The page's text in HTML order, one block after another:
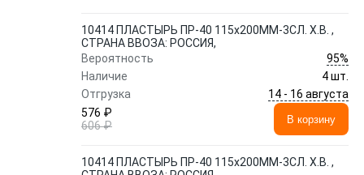
10414 ПЛАСТЫРЬ ПР-40 115x200ММ-3СЛ. Х.В. ,
СТРАНА ВВОЗА: РОССИЯ,
Вероятность
95%
Наличие
4 шт.
Отгрузка
14 - 16 августа
576 ₽
606 ₽
В корзину
10414 ПЛАСТЫРЬ ПР-40 115x200ММ-3СЛ. Х.В. ,